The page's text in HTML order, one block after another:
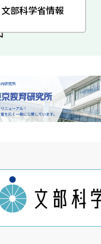
文部科学省情報